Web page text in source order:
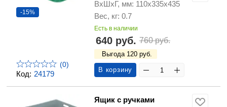
Код: 24179
-15%
(0)
ВхШхГ, мм: 110х335х435
Вес, кг: 0.7
Есть в наличии
640 руб. 760 руб.
Выгода 120 руб.
В корзину
Ящик с ручками